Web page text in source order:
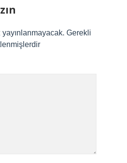
Gerekli